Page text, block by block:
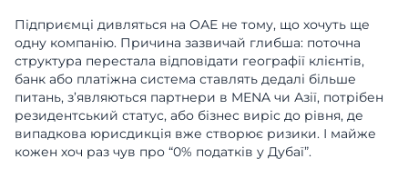
Підприємці дивляться на ОАЕ не тому, що хочуть ще
одну компанію. Причина зазвичай глибша: поточна
структура перестала відповідати географії клієнтів,
банк або платіжна система ставлять дедалі більше
питань, з’являються партнери в MENA чи Азії, потрібен
резидентський статус, або бізнес виріс до рівня, де
випадкова юрисдикція вже створює ризики. І майже
кожен хоч раз чув про “0% податків у Дубаї”.